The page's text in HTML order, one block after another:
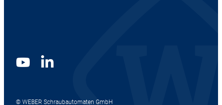
© WEBER Schraubautomaten GmbH